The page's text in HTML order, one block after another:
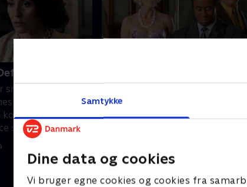
Samtykke
Dine data og cookies
Vi bruger egne cookies og cookies fra
planer ved
der
krig. Derfor
støve sine
filmindspilning. Da den forhadte
instruktør Sexton St. Juste findes